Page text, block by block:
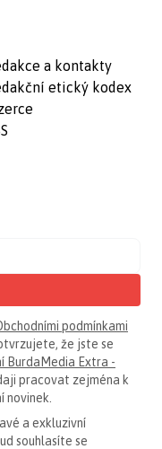
a kontakty
etický kodex
podmínkami
že jste se
BurdaMedia Extra -
pracovat zejména k
novinek.
a exkluzivní
souhlasíte se